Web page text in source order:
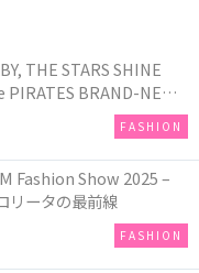
THE STARS SHINE
BRAND-NEW
FASHION
Fashion Show 2025 –
リータの最前線
FASHION